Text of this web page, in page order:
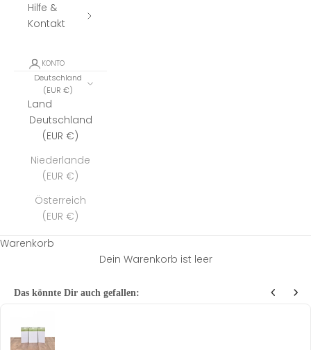
Hilfe &
Kontakt
KONTO
Deutschland
(EUR €)
Land
Deutschland
(EUR €)
Niederlande
(EUR €)
Österreich
(EUR €)
Warenkorb
Dein Warenkorb ist leer
Das könnte Dir auch gefallen: